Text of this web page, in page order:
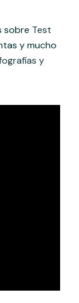
sobre Test
y mucho
y